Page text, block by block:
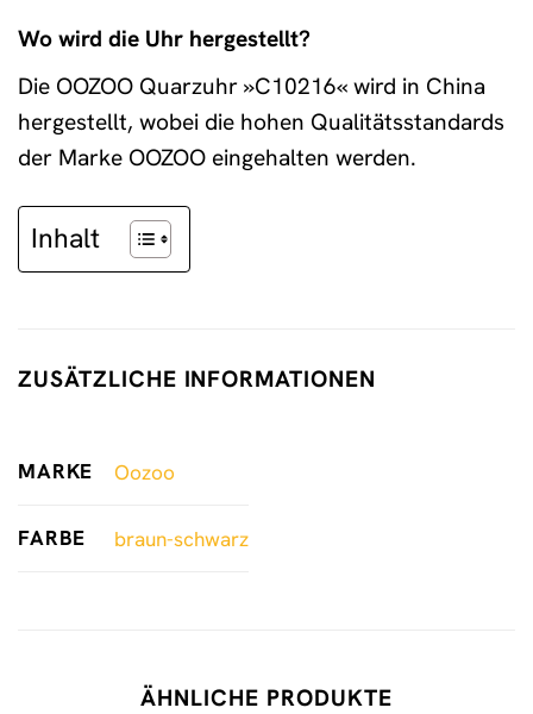
Wo wird die Uhr hergestellt?
Die OOZOO Quarzuhr »C10216« wird in China
hergestellt, wobei die hohen Qualitätsstandards
der Marke OOZOO eingehalten werden.
Inhalt
ZUSÄTZLICHE INFORMATIONEN
MARKE Oozoo
FARBE braun-schwarz
ÄHNLICHE PRODUKTE